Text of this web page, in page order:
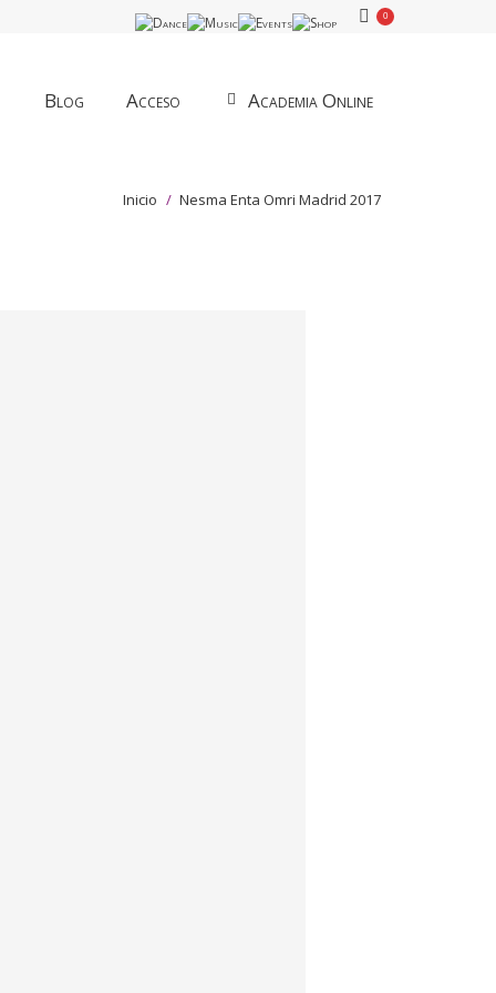
0
Blog Acceso Academia Online
Estás aquí:
Inicio Nesma Enta Omri Madrid 2017